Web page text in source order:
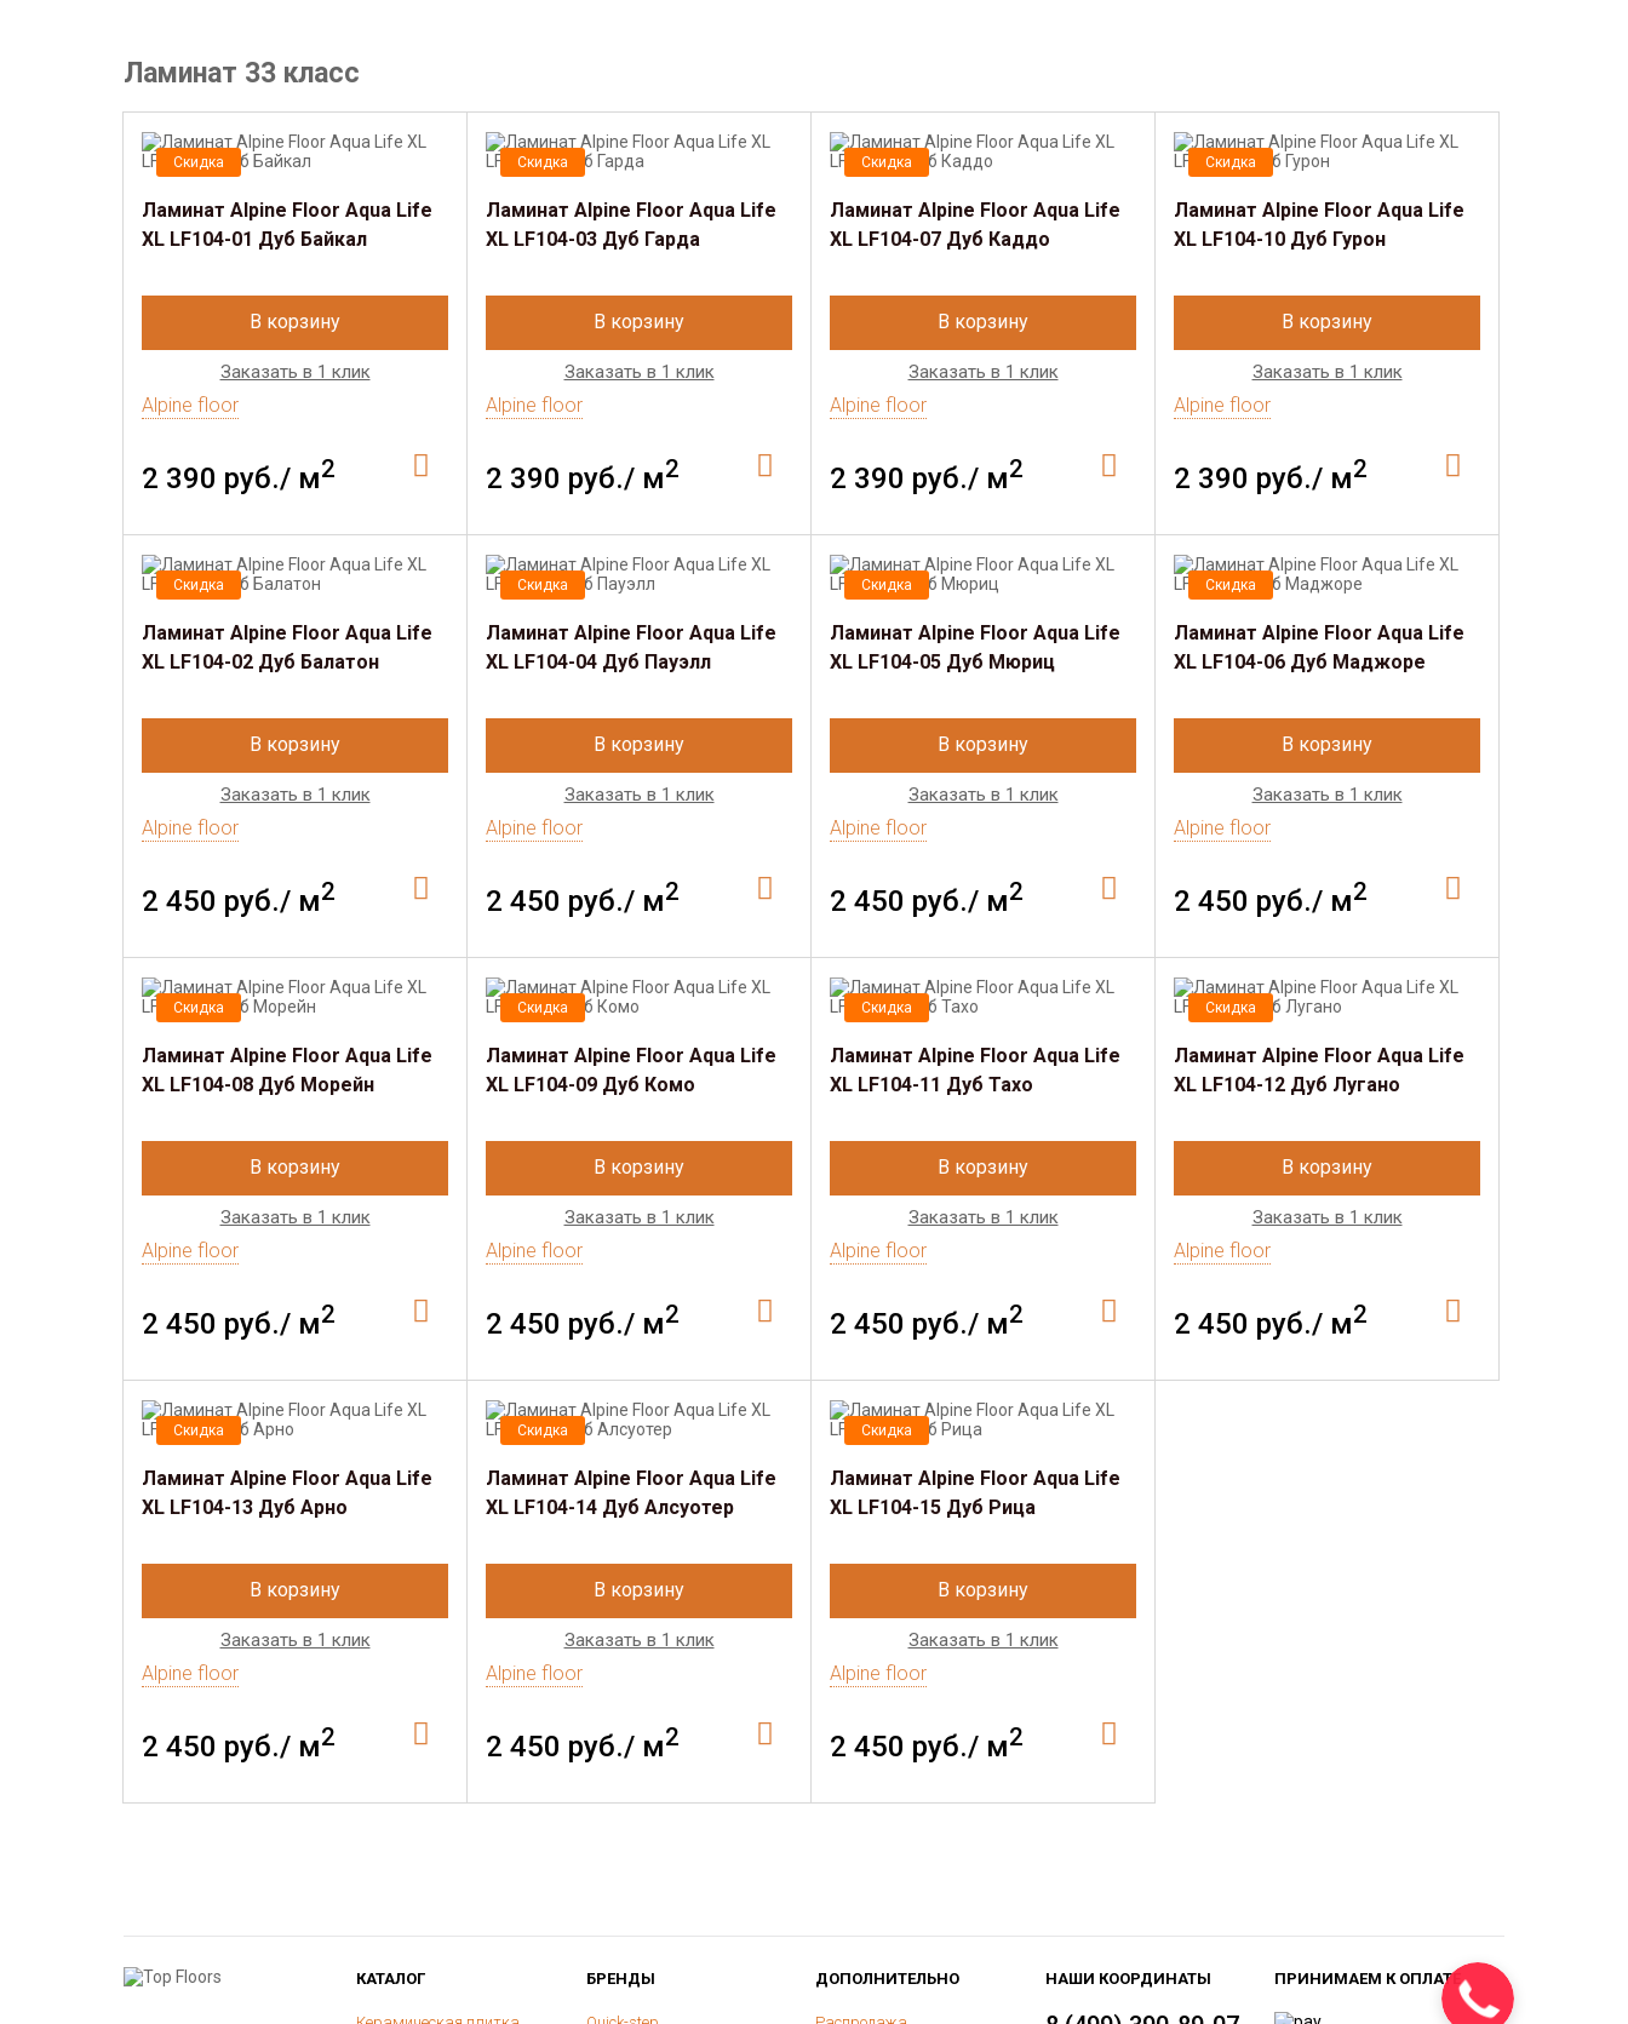
Ламинат 33 класс
Скидка
Ламинат Alpine Floor Aqua Life
XL LF104-01 Дуб Байкал
В корзину
Заказать в 1 клик
Alpine floor
2 390 руб./ м2
Скидка
Ламинат Alpine Floor Aqua Life
XL LF104-03 Дуб Гарда
В корзину
Заказать в 1 клик
Alpine floor
2 390 руб./ м2
Скидка
Ламинат Alpine Floor Aqua Life
XL LF104-07 Дуб Каддо
В корзину
Заказать в 1 клик
Alpine floor
2 390 руб./ м2
Скидка
Ламинат Alpine Floor Aqua Life
XL LF104-10 Дуб Гурон
В корзину
Заказать в 1 клик
Alpine floor
2 390 руб./ м2
Скидка
Ламинат Alpine Floor Aqua Life
XL LF104-02 Дуб Балатон
В корзину
Заказать в 1 клик
Alpine floor
2 450 руб./ м2
Скидка
Ламинат Alpine Floor Aqua Life
XL LF104-04 Дуб Пауэлл
В корзину
Заказать в 1 клик
Alpine floor
2 450 руб./ м2
Скидка
Ламинат Alpine Floor Aqua Life
XL LF104-05 Дуб Мюриц
В корзину
Заказать в 1 клик
Alpine floor
2 450 руб./ м2
Скидка
Ламинат Alpine Floor Aqua Life
XL LF104-06 Дуб Маджоре
В корзину
Заказать в 1 клик
Alpine floor
2 450 руб./ м2
Скидка
Ламинат Alpine Floor Aqua Life
XL LF104-08 Дуб Морейн
В корзину
Заказать в 1 клик
Alpine floor
2 450 руб./ м2
Скидка
Ламинат Alpine Floor Aqua Life
XL LF104-09 Дуб Комо
В корзину
Заказать в 1 клик
Alpine floor
2 450 руб./ м2
Скидка
Ламинат Alpine Floor Aqua Life
XL LF104-11 Дуб Тахо
В корзину
Заказать в 1 клик
Alpine floor
2 450 руб./ м2
Скидка
Ламинат Alpine Floor Aqua Life
XL LF104-12 Дуб Лугано
В корзину
Заказать в 1 клик
Alpine floor
2 450 руб./ м2
Скидка
Ламинат Alpine Floor Aqua Life
XL LF104-13 Дуб Арно
В корзину
Заказать в 1 клик
Alpine floor
2 450 руб./ м2
Скидка
Ламинат Alpine Floor Aqua Life
XL LF104-14 Дуб Алсуотер
В корзину
Заказать в 1 клик
Alpine floor
2 450 руб./ м2
Скидка
Ламинат Alpine Floor Aqua Life
XL LF104-15 Дуб Рица
В корзину
Заказать в 1 клик
Alpine floor
2 450 руб./ м2
КАТАЛОГ БРЕНДЫ ДОПОЛНИТЕЛЬНО НАШИ КООРДИНАТЫ ПРИНИМАЕМ К ОПЛАТЕ